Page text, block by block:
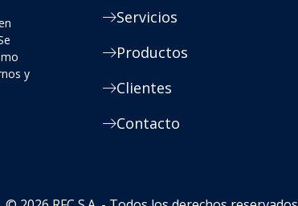
y
Servicios
Productos
Clientes
Contacto